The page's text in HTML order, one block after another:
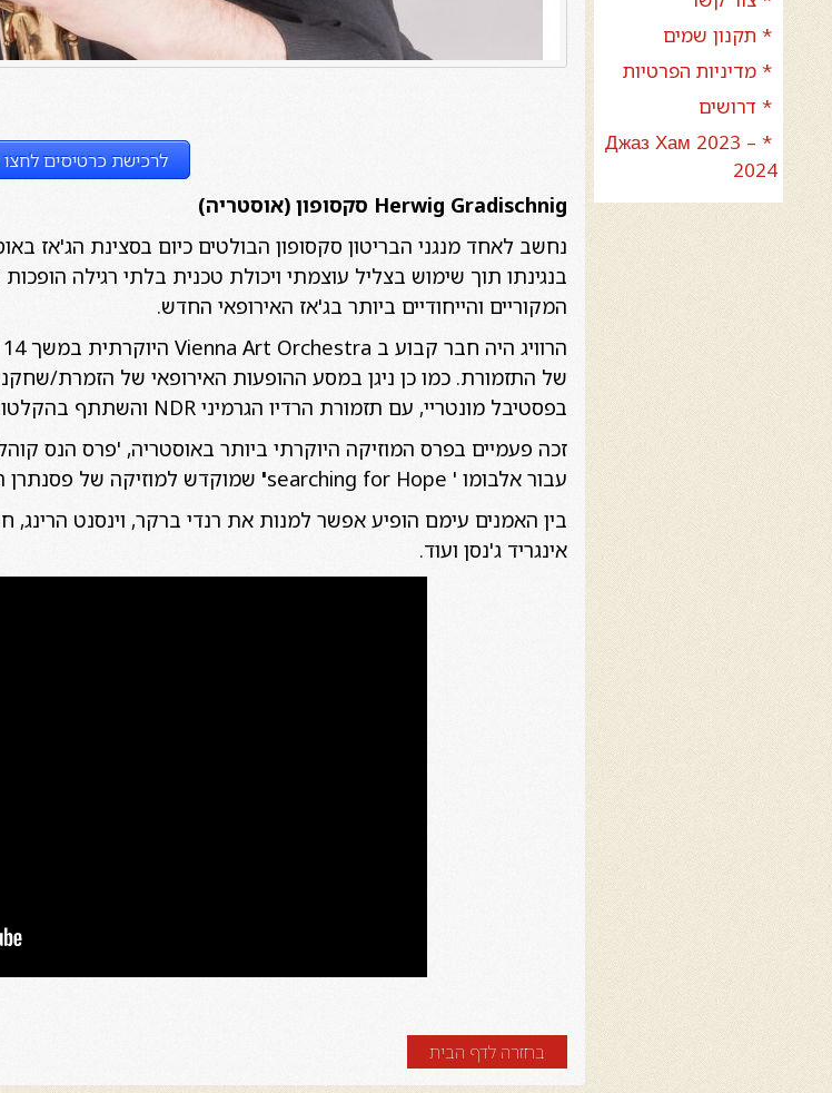
* תקנון שמים
* מדיניות הפרטיות
* דרושים
* Джаз Хам 2023 –
2024
לרכישת כרטיסים לחצו
Herwig Gradischnig סקסופון (אוסטריה)
נחשב לאחד מנגני הבריטון סקסופון הבולטים כיום בסצינת הג'אז
בנגינתו תוך שימוש בצליל עוצמתי ויכולת טכנית בלתי רגילה
המקוריים והייחודיים ביותר בג'אז האירופאי החדש.
של התזמורת. כמו כן ניגן במסע ההופעות האירופאי של הזמרת/
בפסטיבל מונטריי, עם תזמורת הרדיו הגרמיני NDR והשתתף בהקלטות של למעלה מ 70 אלבומים.
עבור אלבומו ' searching for Hope
' שמוקדש למוזיקה של פסנתרן
בין האמנים עימם הופיע אפשר למנות את רנדי ברקר, וינסנט הרינג,
אינגריד ג'נסן ועוד.
בחזרה לדף הבית